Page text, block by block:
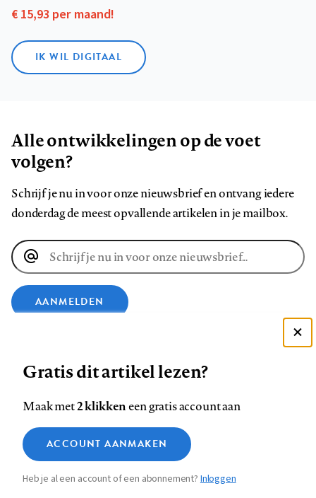
€ 15,93 per maand!
IK WIL DIGITAAL
Alle ontwikkelingen op de voet
volgen?
Schrijf je nu in voor onze nieuwsbrief en ontvang iedere
donderdag de meest opvallende artikelen in je mailbox.
E-
mailadres
AANMELDEN
ons
op
Facebook
ons
op
LinkedIn
ons
op
Bluesky
ons
op
Instagram
ons
YouTube
ons
Footer
navigation
Contact Colofon Disclaimer Privacy
Medische vragen verdienen
betrouwbare antwoorden
Zie onze cookie policy
Analytische cookies
Marketing cookies
Gratis dit artikel lezen?
Maak met2 klikkeneen gratis account aan
ACCOUNT AANMAKEN
Heb je al een account of een abonnement?Inloggen